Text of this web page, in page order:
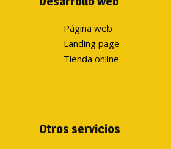
Página web
Landing page
Tienda online
Otros servicios